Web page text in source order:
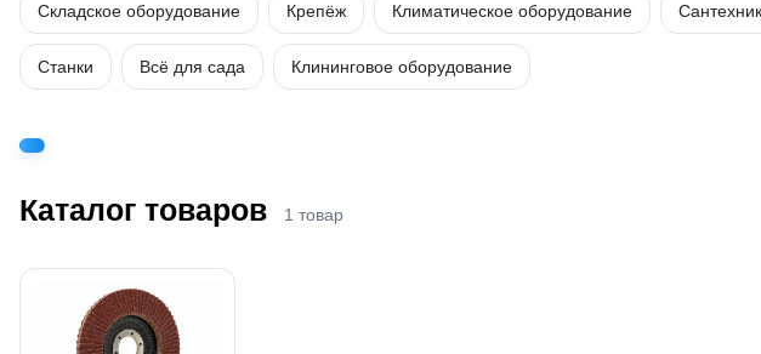
Складское оборудование Крепёж Климатическое оборудование
Станки Всё для сада Клининговое оборудование
Каталог товаров 1 товар